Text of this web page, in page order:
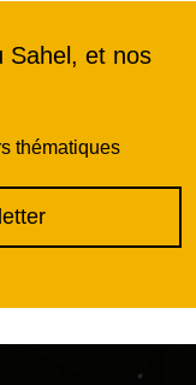
Sahel, et nos
thématiques